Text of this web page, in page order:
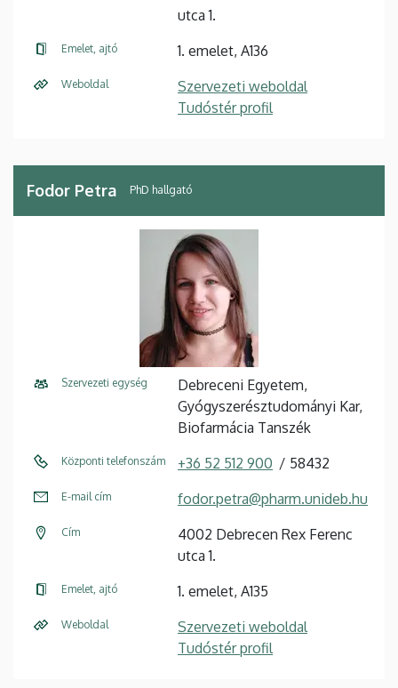
utca 1.
Emelet, ajtó 1. emelet, A136
Weboldal
Szervezeti weboldal
Tudóstér profil
Fodor Petra PhD hallgató
Szervezeti egység
Debreceni Egyetem,
Gyógyszerésztudományi Kar,
Biofarmácia Tanszék
Központi telefonszám +36 52 512 900 58432
E-mail cím fodor.petra@pharm.unideb.hu
Cím
4002 Debrecen Rex Ferenc
utca 1.
Emelet, ajtó 1. emelet, A135
Weboldal
Szervezeti weboldal
Tudóstér profil